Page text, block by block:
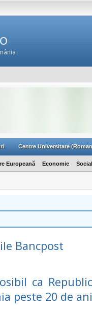
Centre Universitare
Europeană Economie Social
Bancpost
ca
peste 20 de ani